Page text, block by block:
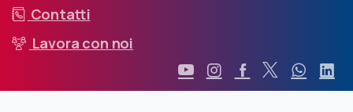
Contatti
Lavora con noi